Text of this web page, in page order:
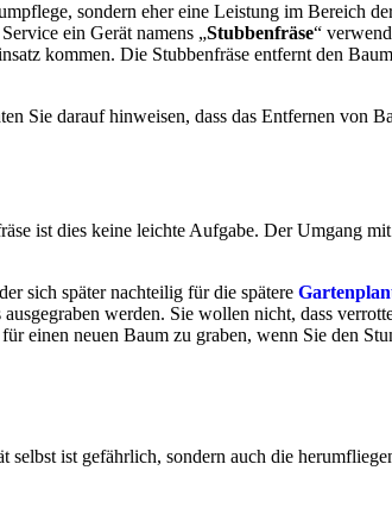
sondern eher eine Leistung im Bereich
ein Gerät namens „Stubbenfräse“
kommen. Die Stubbenfräse entfernt den
Sie darauf hinweisen, dass das Entfernen von
ist dies keine leichte Aufgabe. Der Umgang
sich später nachteilig für die spätere
werden. Sie wollen nicht, dass
einen neuen Baum zu graben, wenn Sie den
ist gefährlich, sondern auch die